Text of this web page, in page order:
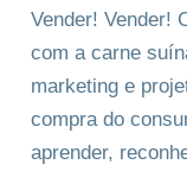
Vender! Vender!
com a carne
marketing e
compra do
aprender,